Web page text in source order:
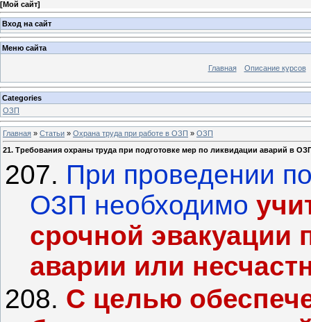
[Мой сайт]
Вход на сайт
Меню сайта
Главная Описание курсов
Categories
ОЗП
Главная » Статьи » Охрана труда при работе в ОЗП » ОЗП
21. Требования охраны труда при подготовке мер по ликвидации аварий в
207. При проведении
ОЗП необходимо
срочной эвакуации
аварии или
208. С целью